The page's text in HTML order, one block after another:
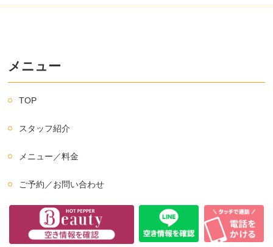
メニュー
TOP
スタッフ紹介
メニュー／料金
ご予約／お問い合わせ
よくあるご質問
アクセス